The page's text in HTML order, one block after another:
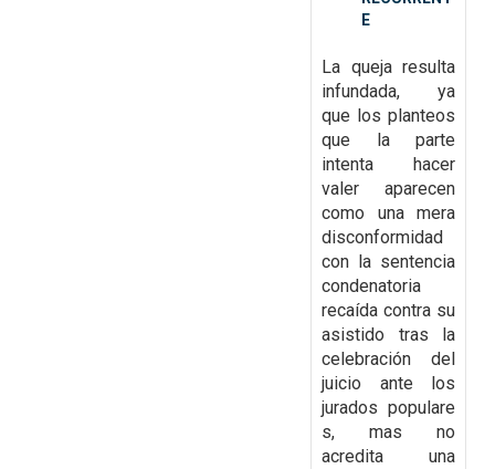
E
La queja resulta
infundada, ya
que los planteos
que la parte
intenta hacer
valer aparecen
como una mera
disconformidad
con la sentencia
condenatoria
recaída contra su
asistido tras la
celebración del
juicio ante los
jurados populare
s, mas no
acredita una